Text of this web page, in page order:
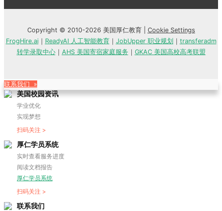
Copyright © 2010-2026 美国厚仁教育 | Cookie Settings
FrogHire.ai｜ ReadyAI 人工智能教育｜ JobUpper 职业规划 ｜ transferadm
转学录取中心｜ AHS 美国寄宿家庭服务 ｜ GKAC 美国高校高考联盟
联系我们 »
美国校园资讯
学业优化
实现梦想
扫码关注 >
厚仁学员系统
实时查看服务进度
阅读文档报告
厚仁学员系统
扫码关注 >
联系我们